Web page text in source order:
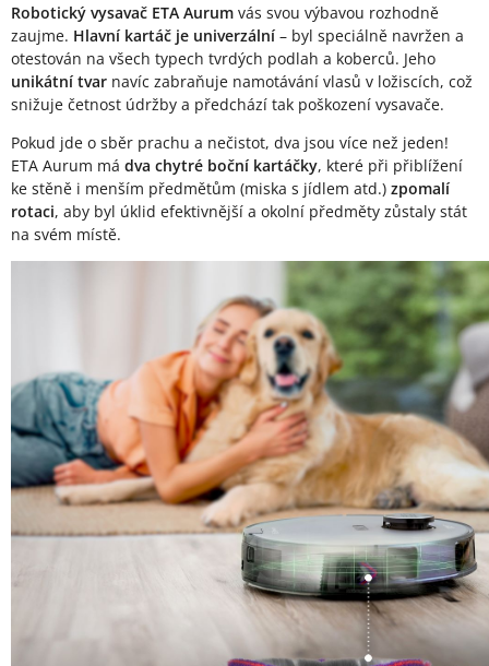
Robotický vysavač ETA Aurum vás svou výbavou rozhodně
zaujme. Hlavní kartáč je univerzální – byl speciálně navržen a
otestován na všech typech tvrdých podlah a koberců. Jeho
unikátní tvar navíc zabraňuje namotávání vlasů v ložiscích, což
snižuje četnost údržby a předchází tak poškození vysavače.
Pokud jde o sběr prachu a nečistot, dva jsou více než jeden!
ETA Aurum má dva chytré boční kartáčky, které při přiblížení
ke stěně i menším předmětům (miska s jídlem atd.) zpomalí
rotaci, aby byl úklid efektivnější a okolní předměty zůstaly stát
na svém místě.